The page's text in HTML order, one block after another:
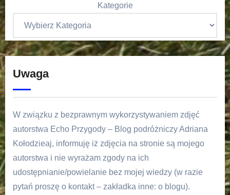
Kategorie
Uwaga
W związku z bezprawnym wykorzystywaniem zdjęć
autorstwa Echo Przygody – Blog podróżniczy Adriana
Kołodzieaj, informuję iż zdjęcia na stronie są mojego
autorstwa i nie wyrażam zgody na ich
udostępnianie/powielanie bez mojej wiedzy (w razie
pytań proszę o kontakt – zakładka inne: o blogu).